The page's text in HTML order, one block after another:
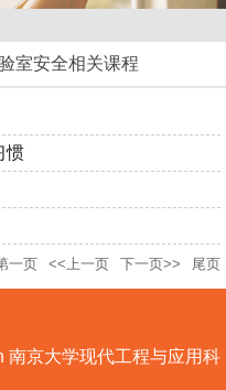
室安全相关课程
惯
一页 <<上一页 下一页>> 尾页
京大学现代工程与应用科